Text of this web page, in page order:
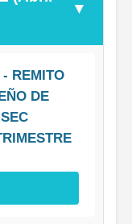
▼
- REMITO
DE